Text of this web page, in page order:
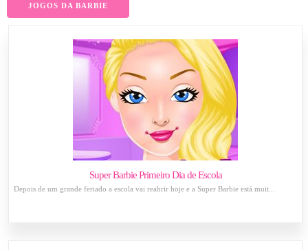
JOGOS DA BARBIE
Super Barbie Primeiro Dia de Escola
Depois de um grande feriado a escola vai reabrir hoje e a Super Barbie está muit...